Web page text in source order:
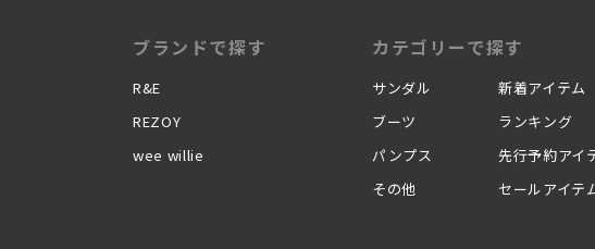
きます。
個人利用以外に転用、商用するこ
当サイトを利用する会員は当サイ
掲載内容について
ブランドで探す
R&E
REZOY
wee willie
カテゴリーで探す
サンダル
ブーツ
パンプス
その他
新着アイテム
ランキング
先行予約アイ
セールアイテ